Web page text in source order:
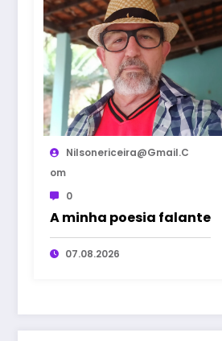
Nilsonericeira@gmail.c
Om
0
A minha poesia falante
07.08.2026